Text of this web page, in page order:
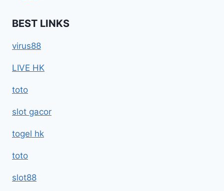
BEST LINKS
virus88
LIVE HK
toto
slot gacor
togel hk
toto
slot88